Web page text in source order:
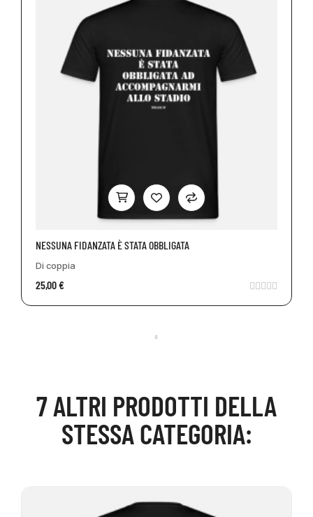
NESSUNA FIDANZATA È STATA OBBLIGATA
Di coppia
25,00 €
7 ALTRI PRODOTTI DELLA
STESSA CATEGORIA: